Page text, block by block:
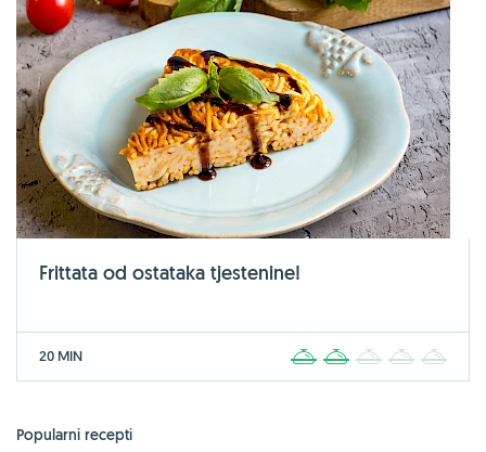
Frittata od ostataka tjestenine!
20 MIN 2 3 4
Popularni recepti